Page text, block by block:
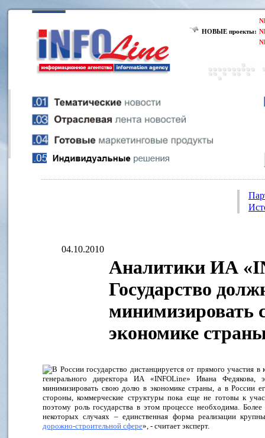
НОВЫЕ проекты:
04.10.2010
Аналитики ИА
Государство
минимизировать
экономике
В России государство дистанцируется от прямого участия
генерального директора ИА «INFOLine» Ивана Федякова,
минимизировать свою долю в экономике страны, а в России
стороны, коммерческие структуры пока еще не готовы к
поэтому роль государства в этом процессе необходима. Более
некоторых случаях – единственная форма реализации
дорожно-строительной сфере», - считает эксперт.